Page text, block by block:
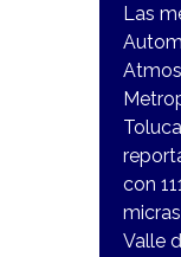
Las
con
Valle